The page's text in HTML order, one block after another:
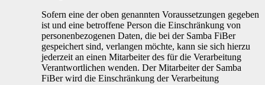
Sofern eine der oben genannten Voraussetzungen gegeben
ist und eine betroffene Person die Einschränkung von
personenbezogenen Daten, die bei der Samba FiBer
gespeichert sind, verlangen möchte, kann sie sich hierzu
jederzeit an einen Mitarbeiter des für die Verarbeitung
Verantwortlichen wenden. Der Mitarbeiter der Samba
FiBer wird die Einschränkung der Verarbeitung